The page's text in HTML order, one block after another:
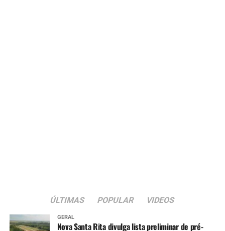
ÚLTIMAS POPULAR VIDEOS
GERAL
Nova Santa Rita divulga lista preliminar de pré-